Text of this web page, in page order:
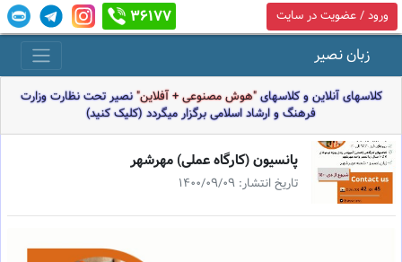
ورود / عضویت در سایت 36177
زبان نصیر
کلاسهای آنلاین و کلاسهای"هوش مصنوعی + آفلاین"نصیر تحت نظارت وزارت
فرهنگ و ارشاد اسلامی برگزار میگردد (کلیک کنید)
پانسيون (كارگاه عملى) مهرشهر
تاریخ انتشار: 1400/09/09